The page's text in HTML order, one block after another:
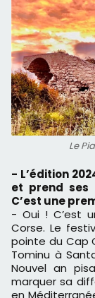
Le
- L’édition 2024 du festivale di a ruralità est lancée
et prend ses
C’est une
- Oui ! C’est
Corse. Le
pointe du Cap
Tominu à
Nouvel an
marquer sa
en